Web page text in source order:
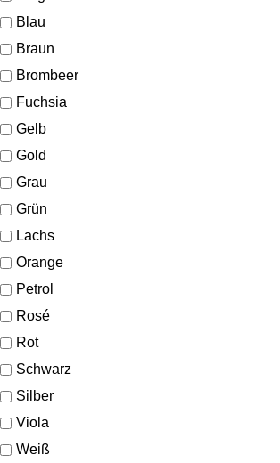
Blau
Braun
Brombeer
Fuchsia
Gelb
Gold
Grau
Grün
Lachs
Orange
Petrol
Rosé
Rot
Schwarz
Silber
Viola
Weiß